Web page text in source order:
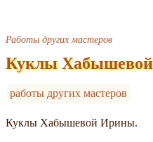
Работы других мастеров
Куклы
работы других мастеров
Куклы Хабышевой Ирины.